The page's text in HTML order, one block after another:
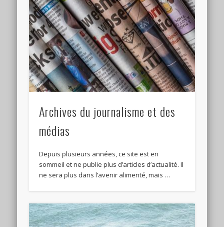
Archives du journalisme et des
médias
Depuis plusieurs années, ce site est en
sommeil et ne publie plus d’articles d’actualité. Il
ne sera plus dans l’avenir alimenté, mais …